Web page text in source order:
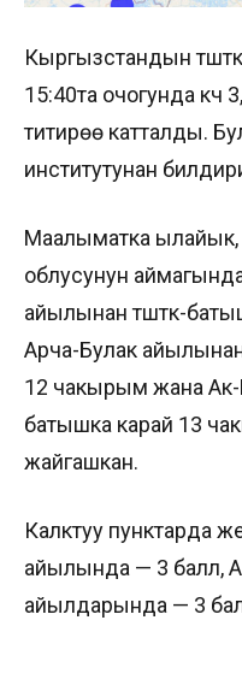
Кыргызстандын
15:40та очогунда
титирөө катталды.
институтунан
Маалыматка ылайык,
облусунун
айылынан түштүк-
Арча-Булак
12 чакырым жана Ак-
батышка карай 13
жайгашкан.
Калктуу пунктарда
айылында — 3 балл,
айылдарында — 3